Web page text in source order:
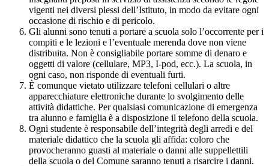
vigenti nei diversi plessi dell’Istituto, in modo da evitare ogni
occasione di rischio e di pericolo.
Gli alunni sono tenuti a portare a scuola solo l’occorrente per i
compiti e le lezioni e l’eventuale merenda dove non viene
distribuita. Non è consigliabile portare somme di denaro e
oggetti di valore (cellulare, MP3, I-pod, ecc.). La scuola, in
ogni caso, non risponde di eventuali furti.
È comunque vietato utilizzare telefoni cellulari o altre
apparecchiature elettroniche durante lo svolgimento delle
attività didattiche. Per qualsiasi comunicazione di emergenza
tra alunno e famiglia è a disposizione il telefono della scuola.
Ogni studente è responsabile dell’integrità degli arredi e del
materiale didattico che la scuola gli affida: coloro che
provocheranno guasti al materiale o danni alle suppellettili
della scuola o del Comune saranno tenuti a risarcire i danni.